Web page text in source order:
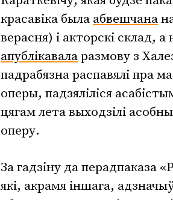
красавіка была абвешчана
верасня) і акторскі склад,
апублікаваларазмову з
падрабязна распавялі пра
оперы, падзяліліся
цягам лета выходзілі
оперу.
За гадзіну да перадпаказа
які, акрамя іншага,